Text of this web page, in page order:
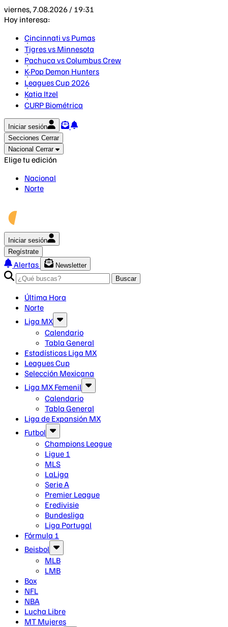
viernes, 7.08.2026 / 19:31
Hoy interesa:
Cincinnati vs Pumas
Tigres vs Minnesota
Pachuca vs Columbus Crew
K-Pop Demon Hunters
Leagues Cup 2026
Katia Itzel
CURP Biométrica
Iniciar sesión
Secciones Cerrar
Nacional Cerrar
Elige tu edición
Nacional
Norte
Iniciar sesión
Regístrate
Alertas
Newsletter
Buscar
Última Hora
Norte
Liga MX
Calendario
Tabla General
Estadísticas Liga MX
Leagues Cup
Selección Mexicana
Liga MX Femenil
Calendario
Tabla General
Liga de Expansión MX
Futbol
Champions League
Ligue 1
MLS
LaLiga
Serie A
Premier League
Eredivisie
Bundesliga
Liga Portugal
Fórmula 1
Beisbol
MLB
LMB
Box
NFL
NBA
Lucha Libre
MT Mujeres